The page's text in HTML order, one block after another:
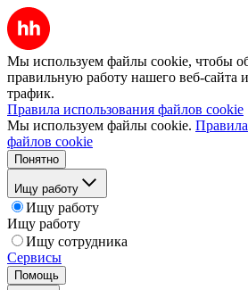
Мы используем файлы cookie, чтобы
правильную работу нашего веб-сайта
трафик.
Правила использования файлов cookie
Мы используем файлы cookie.
файлов cookie
Понятно
Ищу работу
Ищу работу
Ищу работу
Ищу сотрудника
Сервисы
Помощь